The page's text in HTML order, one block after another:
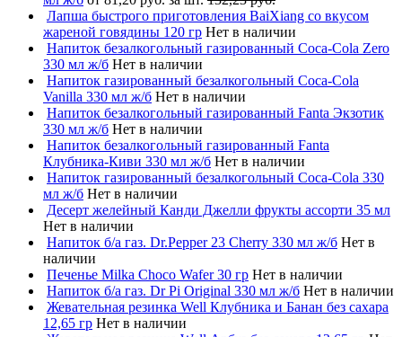
Лапша быстрого приготовления BaiXiang со вкусом
жареной говядины 120 гр Нет в наличии
Напиток безалкогольный газированный Coca-Cola Zero
330 мл ж/б Нет в наличии
Напиток газированный безалкогольный Coca-Cola
Vanilla 330 мл ж/б Нет в наличии
Напиток безалкогольный газированный Fanta Экзотик
330 мл ж/б Нет в наличии
Напиток безалкогольный газированный Fanta
Клубника-Киви 330 мл ж/б Нет в наличии
Напиток газированный безалкогольный Coca-Cola 330
мл ж/б Нет в наличии
Десерт желейный Канди Джелли фрукты ассорти 35 мл
Нет в наличии
Напиток б/а газ. Dr.Pepper 23 Cherry 330 мл ж/б Нет в
наличии
Печенье Milka Choco Wafer 30 гр Нет в наличии
Напиток б/а газ. Dr Pi Original 330 мл ж/б Нет в наличии
Жевательная резинка Well Клубника и Банан без сахара
12,65 гр Нет в наличии